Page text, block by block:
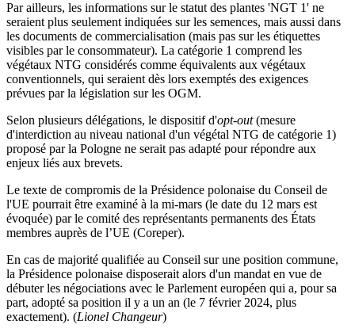
Par ailleurs, les informations sur le statut des plantes 'NGT 1' ne
seraient plus seulement indiquées sur les semences, mais aussi dans
les documents de commercialisation (mais pas sur les étiquettes
visibles par le consommateur). La catégorie 1 comprend les
végétaux NTG considérés comme équivalents aux végétaux
conventionnels, qui seraient dès lors exemptés des exigences
prévues par la législation sur les OGM.
Selon plusieurs délégations, le dispositif d'opt-out(mesure
d'interdiction au niveau national d'un végétal NTG de catégorie 1)
proposé par la Pologne ne serait pas adapté pour répondre aux
enjeux liés aux brevets.
Le texte de compromis de la Présidence polonaise du Conseil de
l'UE pourrait être examiné à la mi-mars (le date du 12 mars est
évoquée) par le comité des représentants permanents des États
membres auprès de l’UE (Coreper).
En cas de majorité qualifiée au Conseil sur une position commune,
la Présidence polonaise disposerait alors d'un mandat en vue de
débuter les négociations avec le Parlement européen qui a, pour sa
part, adopté sa position il y a un an (le 7 février 2024, plus
exactement). (Lionel Changeur)